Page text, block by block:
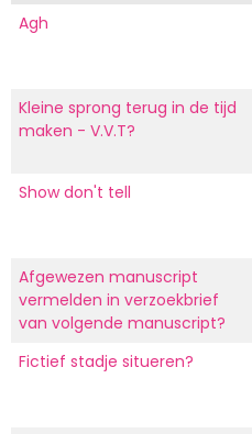
Agh
Kleine sprong terug in de tijd
maken - V.V.T?
Show don't tell
Afgewezen manuscript
vermelden in verzoekbrief
van volgende manuscript?
Fictief stadje situeren?